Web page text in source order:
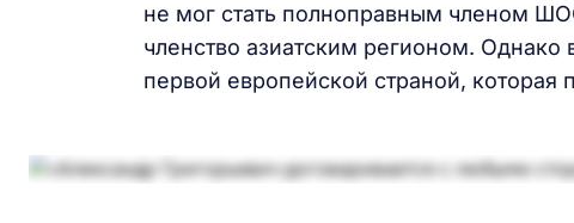
не мог стать полноправным членом
членство азиатским регионом. Однако
первой европейской страной,